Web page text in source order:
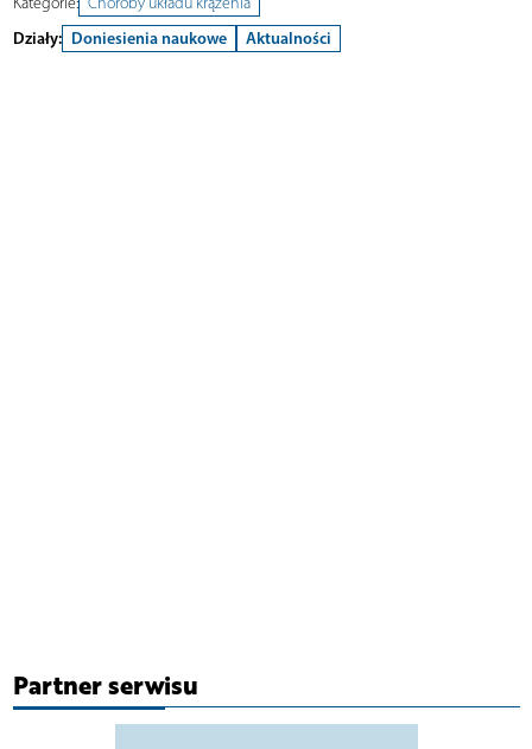
Działy: Doniesienia naukowe Aktualności
Partner serwisu